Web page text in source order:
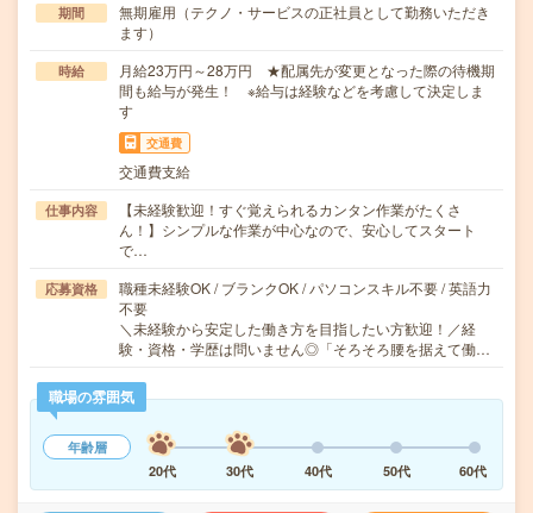
期間
無期雇用（テクノ・サービスの正社員として勤務いただき
ます）
時給
月給23万円～28万円 ★配属先が変更となった際の待機期
間も給与が発生！ ※給与は経験などを考慮して決定しま
す
交通費
交通費支給
仕事内容
【未経験歓迎！すぐ覚えられるカンタン作業がたくさ
ん！】シンプルな作業が中心なので、安心してスタート
で…
応募資格
職種未経験OK / ブランクOK / パソコンスキル不要 / 英語力
不要
＼未経験から安定した働き方を目指したい方歓迎！／経
験・資格・学歴は問いません◎「そろそろ腰を据えて働…
職場の雰囲気
年齢層
20代
30代 40代 50代 60代